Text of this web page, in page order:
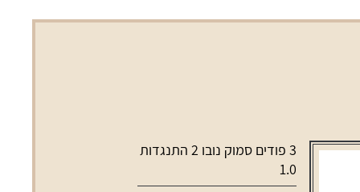
למכשירי אידוי
3 פודים סמוק נובו 2 התנגדות
1.0